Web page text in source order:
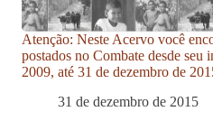
Atenção: Neste Acervo você
postados no Combate desde seu
2009, até 31 de dezembro de
31 de dezembro de 2015